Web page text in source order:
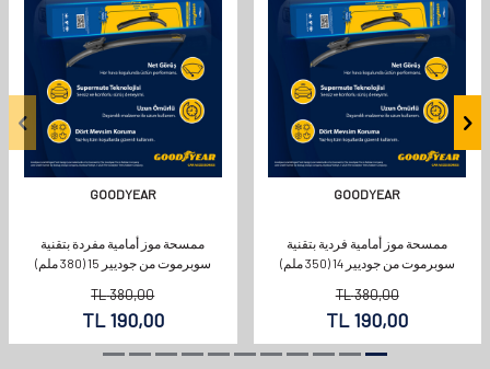
GOODYEAR
ممسحة موز أمامية فردية بتقنية
سوبرموت من جوديير 14 (350 ملم)
380,00
TL
190,00
TL
GOODYEAR
ممسحة موز أمامية مفردة بتقنية
سوبرموت من جوديير 15 (380 ملم)
380,00
TL
190,00
TL